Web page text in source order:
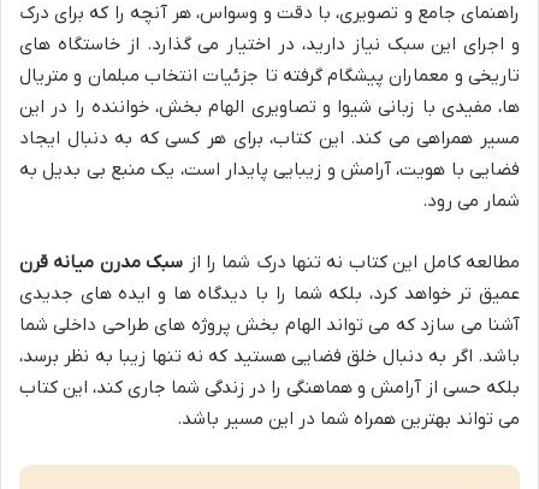
راهنمای جامع و تصویری، با دقت و وسواس، هر آنچه را که برای درک
و اجرای این سبک نیاز دارید، در اختیار می گذارد. از خاستگاه های
تاریخی و معماران پیشگام گرفته تا جزئیات انتخاب مبلمان و متریال
ها، مفیدی با زبانی شیوا و تصاویری الهام بخش، خواننده را در این
مسیر همراهی می کند. این کتاب، برای هر کسی که به دنبال ایجاد
فضایی با هویت، آرامش و زیبایی پایدار است، یک منبع بی بدیل به
شمار می رود.
مطالعه کامل این کتاب نه تنها درک شما را از سبک مدرن میانه قرن
عمیق تر خواهد کرد، بلکه شما را با دیدگاه ها و ایده های جدیدی
آشنا می سازد که می تواند الهام بخش پروژه های طراحی داخلی شما
باشد. اگر به دنبال خلق فضایی هستید که نه تنها زیبا به نظر برسد،
بلکه حسی از آرامش و هماهنگی را در زندگی شما جاری کند، این کتاب
می تواند بهترین همراه شما در این مسیر باشد.